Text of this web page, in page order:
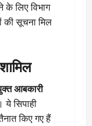
के लिए विभाग
की सूचना मिल
आबकारी
ये सिपाही
किए गए हैं